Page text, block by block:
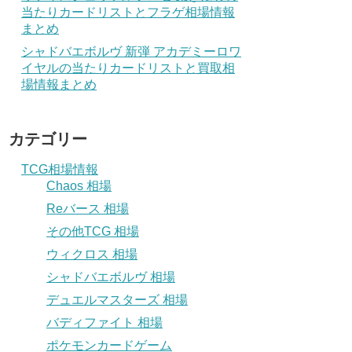
当たりカードリストとフラゲ相場情報
まとめ
シャドバエボルヴ 新弾 アカデミーロワ
イヤルの当たりカードリストと買取相
場情報まとめ
カテゴリー
TCG相場情報
Chaos 相場
Reバース 相場
その他TCG 相場
ウィクロス 相場
シャドバエボルヴ 相場
デュエルマスターズ 相場
バディファイト 相場
ポケモンカードゲーム